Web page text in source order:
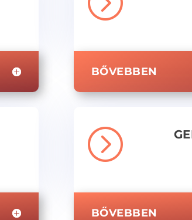
BŐVEBBEN
=
BŐVEBBEN